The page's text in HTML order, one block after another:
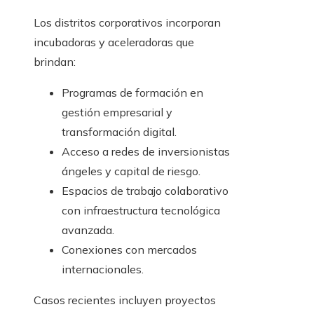
Los distritos corporativos incorporan
incubadoras y aceleradoras que
brindan:
Programas de formación en
gestión empresarial y
transformación digital.
Acceso a redes de inversionistas
ángeles y capital de riesgo.
Espacios de trabajo colaborativo
con infraestructura tecnológica
avanzada.
Conexiones con mercados
internacionales.
Casos recientes incluyen proyectos